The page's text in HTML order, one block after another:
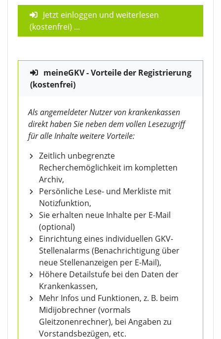
Jetzt einloggen und weiterlesen
(kostenfrei) ...
meineGKV - Vorteile der Registrierung
(kostenfrei)
Als angemeldeter Nutzer von krankenkassen
direkt haben Sie neben dem vollen Lesezugriff
für alle Inhalte weitere Vorteile:
Zeitlich unbegrenzte
Recherchemöglichkeit im kompletten
Archiv,
Persönliche Lese- und Merkliste mit
Notizfunktion,
Sie erhalten neue Inhalte per E-Mail
(optional)
Einrichtung eines individuellen GKV-
Stellenalarms (Benachrichtigung über
neue Stellenanzeigen per E-Mail),
Höhere Detailstufe bei den Daten der
Krankenkassen,
Mehr Infos und Funktionen, z. B. beim
Midijobrechner (vormals
Gleitzonenrechner), bei Angaben zu
Vorstandsbezügen, etc.